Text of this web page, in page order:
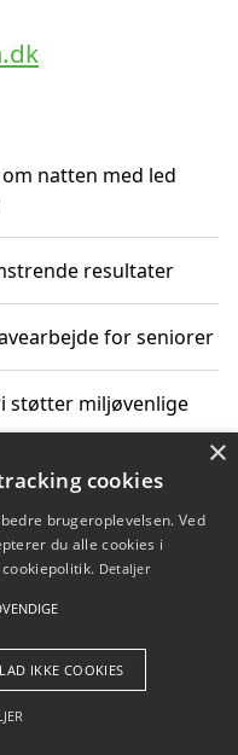
natten med led
resultater
for seniorer
støtter miljøvenlige
og naturen
Aps
Betingelser
×
cookies
brugeroplevelsen. Ved
du alle cookies i
Detaljer
IKKE COOKIES